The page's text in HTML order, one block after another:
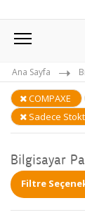
Ana Sayfa
COMPAXE
Sadece
Bilgisayar
Filtre